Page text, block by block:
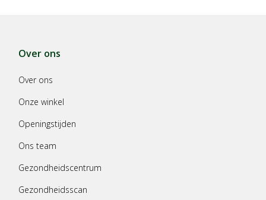
Over ons
Over ons
Onze winkel
Openingstijden
Ons team
Gezondheidscentrum
Gezondheidsscan